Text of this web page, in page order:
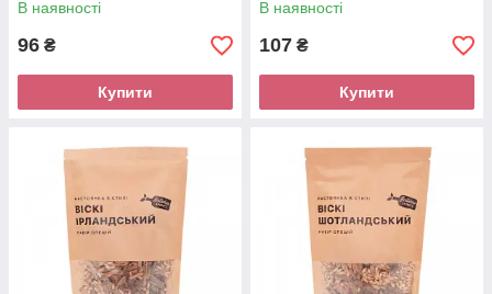
В наявності
96 ₴
Купити
В наявності
107 ₴
Купити